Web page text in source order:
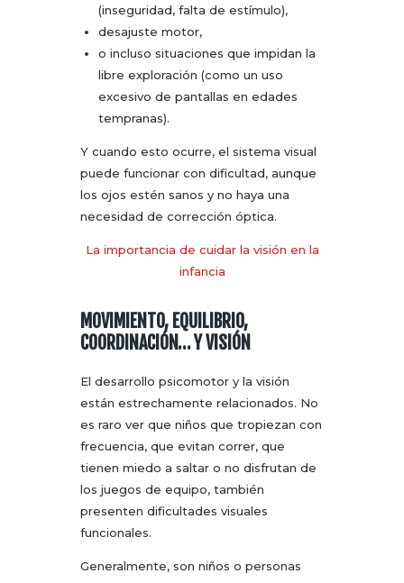
(inseguridad, falta de estímulo),
desajuste motor,
o incluso situaciones que impidan la
libre exploración (como un uso
excesivo de pantallas en edades
tempranas).
Y cuando esto ocurre, el sistema visual
puede funcionar con dificultad, aunque
los ojos estén sanos y no haya una
necesidad de corrección óptica.
La importancia de cuidar la visión en la
infancia
MOVIMIENTO, EQUILIBRIO,
COORDINACIÓN… Y VISIÓN
El desarrollo psicomotor y la visión
están estrechamente relacionados. No
es raro ver que niños que tropiezan con
frecuencia, que evitan correr, que
tienen miedo a saltar o no disfrutan de
los juegos de equipo, también
presenten dificultades visuales
funcionales.
Generalmente, son niños o personas